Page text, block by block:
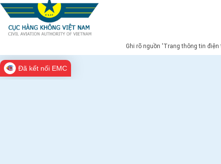
Ghi rõ nguồn 'Trang thông tin
Đã kết nối EMC